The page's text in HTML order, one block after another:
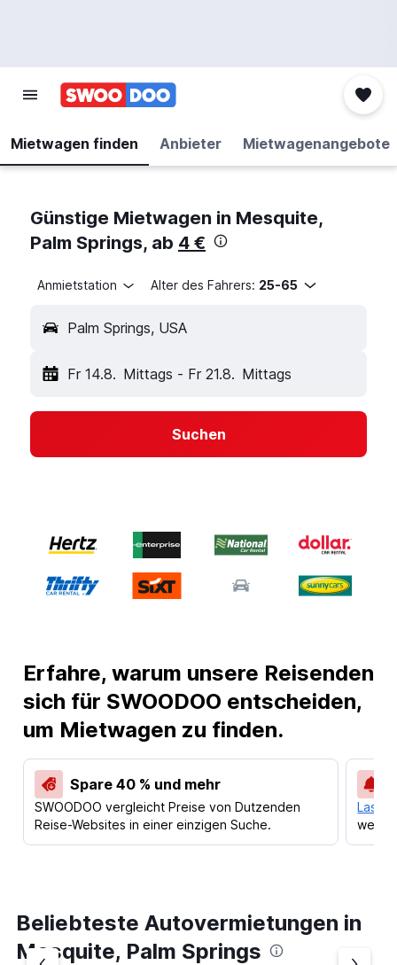
Mietwagen finden Anbieter Mietwagenangebote
Günstige Mietwagen in Mesquite,
Palm Springs, ab 4 €
Anmietstation Alter des Fahrers: 25-65
Palm Springs, USA
Fr 14.8. Mittags - Fr 21.8. Mittags
Suchen
Erfahre, warum unsere Reisenden
sich für SWOODOO entscheiden,
um Mietwagen zu finden.
Spare 40 % und mehr
SWOODOO vergleicht Preise von Dutzenden
Reise-Websites in einer einzigen Suche.
Lass
Beliebteste Autovermietungen in
Mesquite, Palm Springs